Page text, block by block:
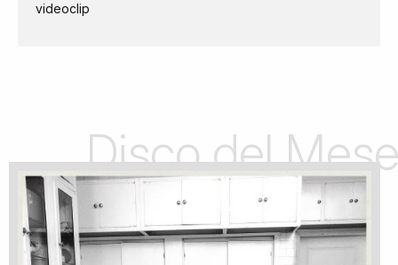
videoclip
Disco del